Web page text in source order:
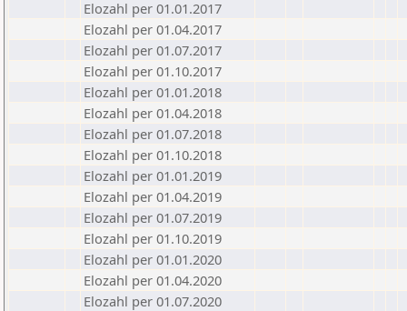
Elozahl per 01.01.2017
Elozahl per 01.04.2017
Elozahl per 01.07.2017
Elozahl per 01.10.2017
Elozahl per 01.01.2018
Elozahl per 01.04.2018
Elozahl per 01.07.2018
Elozahl per 01.10.2018
Elozahl per 01.01.2019
Elozahl per 01.04.2019
Elozahl per 01.07.2019
Elozahl per 01.10.2019
Elozahl per 01.01.2020
Elozahl per 01.04.2020
Elozahl per 01.07.2020